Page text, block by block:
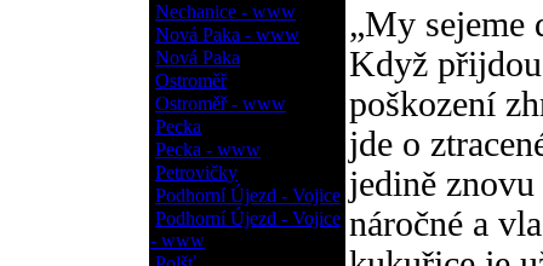
Nechanice - www
Nová Paka - www
Nová Paka
Ostroměř
Ostroměř - www
Pecka
Pecka - www
Petrovičky
Podhorní Újezd - Vojice
Podhorní Újezd - Vojice
- www
„My sejeme
Když přijdou
poškození
jde o
jedině
náročné a